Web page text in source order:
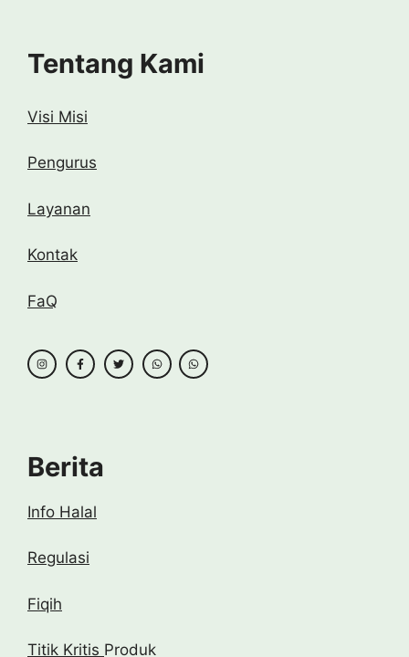
Tentang Kami
Visi Misi
Pengurus
Layanan
Kontak
FaQ
Berita
Info Halal
Regulasi
Fiqih
Titik Kritis Produk